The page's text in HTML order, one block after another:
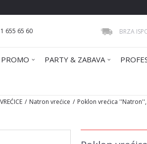
655 65 60 BRZA
PROMO PARTY & ZABAVA
Natron vrećice Poklon vrećica